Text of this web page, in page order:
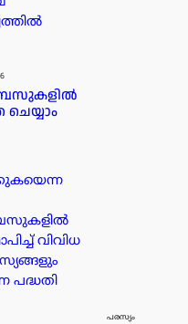
ചെയ്യാം
വിവിധ
പദ്ധതി
പരസ്യം